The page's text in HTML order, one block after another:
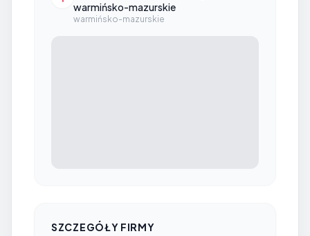
warmińsko-mazurskie
warmińsko-mazurskie
SZCZEGÓŁY FIRMY